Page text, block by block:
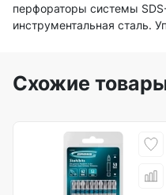
перфораторы системы
инструментальная сталь.
Схожие